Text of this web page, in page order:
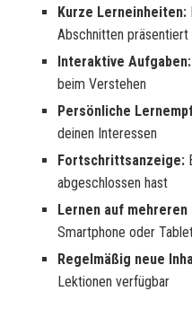
Kurze Lerneinheiten:
Abschnitten präsentiert
Interaktive Aufgaben:
beim Verstehen
Persönliche
deinen Interessen
Fortschrittsanzeige:
abgeschlossen hast
Lernen auf mehreren
Smartphone oder
Regelmäßig neue
Lektionen verfügbar